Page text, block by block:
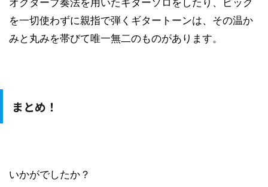
オクターブ奏法を用いたギターソロをしたり、ピック
を一切使わずに親指で弾くギタートーンは、その温か
みと丸みを帯びて唯一無二のものがあります。
まとめ！
いかがでしたか？